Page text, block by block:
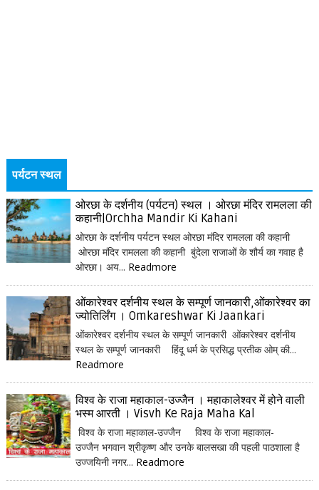
पर्यटन स्थल
ओरछा के दर्शनीय (पर्यटन) स्थल । ओरछा मंदिर रामलला की
कहानी|Orchha Mandir Ki Kahani
ओरछा के दर्शनीय पर्यटन स्थल ओरछा मंदिर रामलला की कहानी
ओरछा मंदिर रामलला की कहानी बुंदेला राजाओं के शौर्य का गवाह है
ओरछा। अय... Readmore
ओंकारेश्वर दर्शनीय स्थल के सम्पूर्ण जानकारी,ओंकारेश्वर का
ज्योतिर्लिंग । Omkareshwar Ki Jaankari
ओंकारेश्वर दर्शनीय स्थल के सम्पूर्ण जानकारी ओंकारेश्वर दर्शनीय
स्थल के सम्पूर्ण जानकारी हिंदू धर्म के प्रसिद्ध प्रतीक ओम् की...
Readmore
विश्व के राजा महाकाल-उज्जैन । महाकालेश्वर में होने वाली
भस्म आरती । Visvh Ke Raja Maha Kal
विश्व के राजा महाकाल-उज्जैन विश्व के राजा महाकाल-
उज्जैन भगवान श्रीकृष्ण और उनके बालसखा की पहली पाठशाला है
उज्जयिनी नगर... Readmore